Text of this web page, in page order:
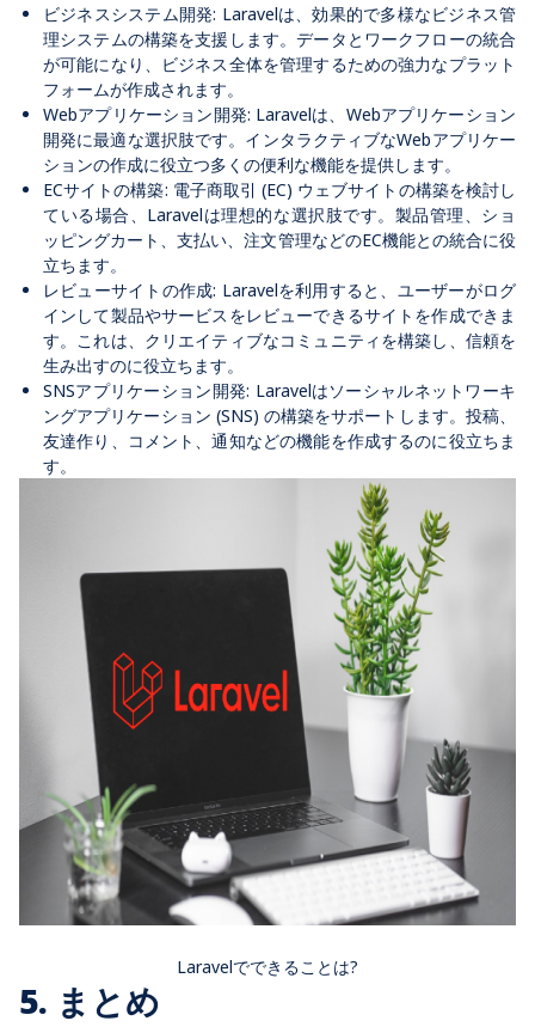
ビジネスシステム開発: Laravelは、効果的で多様なビジネス管
理システムの構築を支援します。データとワークフローの統合
が可能になり、ビジネス全体を管理するための強力なプラット
フォームが作成されます。
Webアプリケーション開発: Laravelは、Webアプリケーション
開発に最適な選択肢です。インタラクティブなWebアプリケー
ションの作成に役立つ多くの便利な機能を提供します。
ECサイトの構築: 電子商取引 (EC) ウェブサイトの構築を検討し
ている場合、Laravelは理想的な選択肢です。製品管理、ショ
ッピングカート、支払い、注文管理などのEC機能との統合に役
立ちます。
レビューサイトの作成: Laravelを利用すると、ユーザーがログ
インして製品やサービスをレビューできるサイトを作成できま
す。これは、クリエイティブなコミュニティを構築し、信頼を
生み出すのに役立ちます。
SNSアプリケーション開発: Laravelはソーシャルネットワーキ
ングアプリケーション (SNS) の構築をサポートします。投稿、
友達作り、コメント、通知などの機能を作成するのに役立ちま
す。
Laravelでできることは?
5. まとめ